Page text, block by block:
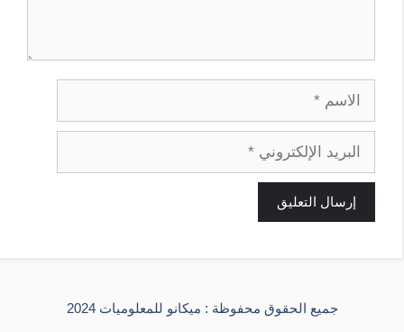
الاسم
البريد
الإلكتروني
جميع الحقوق محفوظة : ميكانو للمعلوميات 2024